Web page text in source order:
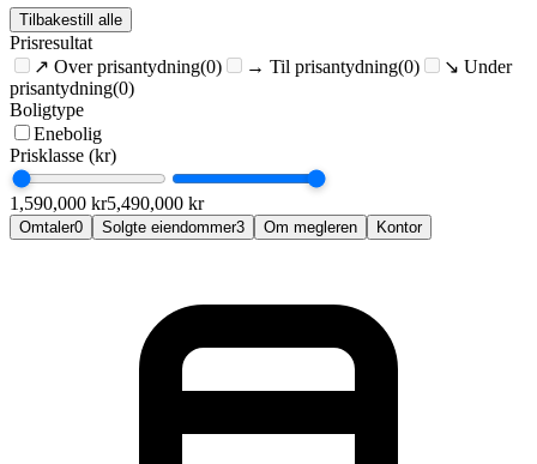
Tilbakestill alle
Prisresultat
↗ Over prisantydning(0) → Til prisantydning(0) ↘ Under
prisantydning(0)
Boligtype
Enebolig
Prisklasse (kr)
1,590,000 kr5,490,000 kr
Omtaler0 Solgte eiendommer3 Om megleren Kontor